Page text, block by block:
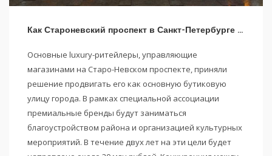
Как Староневский проспект в Санкт-Петербурге стал Staronevsky Fashion District
Основные luxury-ритейлеры, управляющие
магазинами на Старо-Невском проспекте, приняли
решение продвигать его как основную бутиковую
улицу города. В рамках специальной ассоциации
премиальные бренды будут заниматься
благоустройством района и организацией культурных
мероприятий. В течение двух лет на эти цели будет